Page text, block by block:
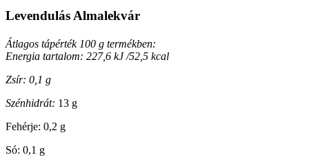
Levendulás Almalekvár
Átlagos tápérték 100 g termékben:
Energia tartalom: 227,6 kJ /52,5 kcal
Zsír: 0,1 g
Szénhidrát: 13 g
Fehérje: 0,2 g
Só: 0,1 g